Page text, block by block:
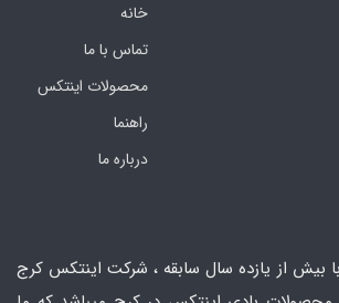
خانه
تماس با ما
محصولات اینتکس
راهنما
درباره ما
بیش از یازده سال سابقه ، شرکت اینتکس کرج